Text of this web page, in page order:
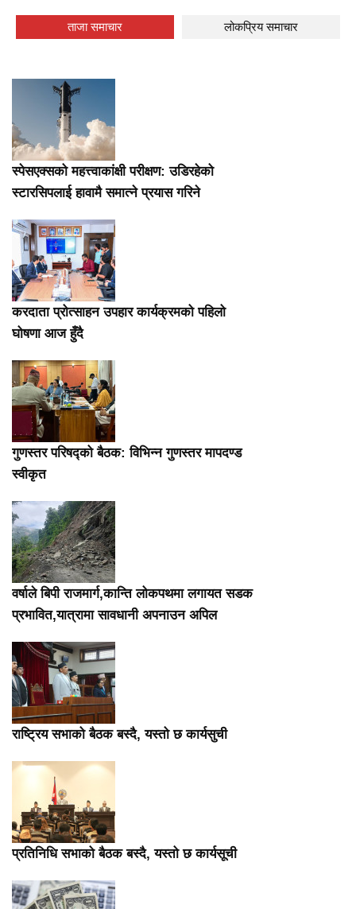
ताजा समाचार लोकप्रिय समाचार
स्पेसएक्सको महत्त्वाकांक्षी परीक्षण: उडिरहेको
स्टारसिपलाई हावामै समात्ने प्रयास गरिने
करदाता प्रोत्साहन उपहार कार्यक्रमको पहिलो
घोषणा आज हुँदै
गुणस्तर परिषद्को बैठक: विभिन्न गुणस्तर मापदण्ड
स्वीकृत
वर्षाले बिपी राजमार्ग,कान्ति लोकपथमा लगायत सडक
प्रभावित,यात्रामा सावधानी अपनाउन अपिल
राष्ट्रिय सभाको बैठक बस्दै, यस्तो छ कार्यसुची
प्रतिनिधि सभाको बैठक बस्दै, यस्तो छ कार्यसूची